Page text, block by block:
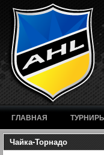
4
4
26.07.26
БЕРКУТ
Альянс
ГЛАВНАЯ
Чайка-Торнадо